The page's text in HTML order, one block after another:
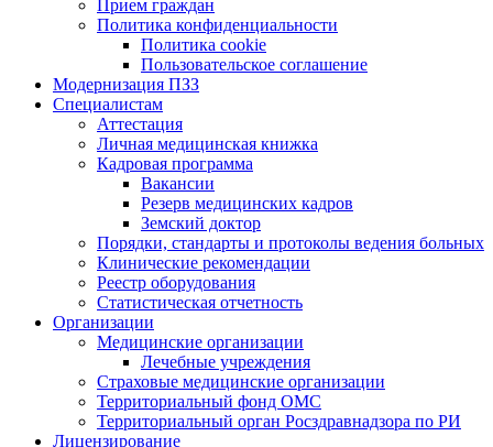
Прием граждан
Политика конфиденциальности
Политика cookie
Пользовательское соглашение
Модернизация ПЗЗ
Специалистам
Аттестация
Личная медицинская книжка
Кадровая программа
Вакансии
Резерв медицинских кадров
Земский доктор
Порядки, стандарты и протоколы ведения больных
Клинические рекомендации
Реестр оборудования
Статистическая отчетность
Организации
Медицинские организации
Лечебные учреждения
Страховые медицинские организации
Территориальный фонд ОМС
Территориальный орган Росздравнадзора по РИ
Лицензирование